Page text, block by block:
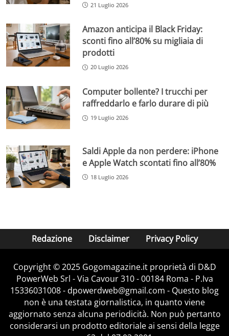
21 Luglio 2026
Amazon anticipa il Black Friday:
sconti fino all’80% su migliaia di
prodotti
20 Luglio 2026
Computer bollente? I trucchi per
raffreddarlo e farlo durare di più
19 Luglio 2026
Saldi Apple da non perdere: iPhone
e Apple Watch scontati fino all’80%
18 Luglio 2026
Redazione Disclaimer Privacy Policy
Copyright © 2025 Gogomagazine.it proprietà di D&D
PowerWeb Srl - Via Cavour 310 - 00184 Roma - P.Iva
15336031008 - dpowerdweb@gmail.com - Questo blog
non è una testata giornalistica, in quanto viene
aggiornato senza alcuna periodicità. Non può pertanto
considerarsi un prodotto editoriale ai sensi della legge